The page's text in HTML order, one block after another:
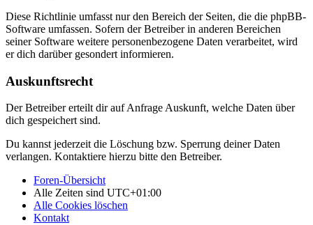
Diese Richtlinie umfasst nur den Bereich der Seiten, die die phpBB-
Software umfassen. Sofern der Betreiber in anderen Bereichen
seiner Software weitere personenbezogene Daten verarbeitet, wird
er dich darüber gesondert informieren.
Auskunftsrecht
Der Betreiber erteilt dir auf Anfrage Auskunft, welche Daten über
dich gespeichert sind.
Du kannst jederzeit die Löschung bzw. Sperrung deiner Daten
verlangen. Kontaktiere hierzu bitte den Betreiber.
Foren-Übersicht
Alle Zeiten sind UTC+01:00
Alle Cookies löschen
Kontakt